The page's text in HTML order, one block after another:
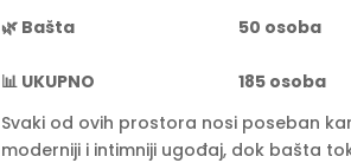
🌿 Bašta
50 osoba
📊 UKUPNO
185 osoba
Svaki od ovih prostora nosi poseban
moderniji i intimniji ugođaj, dok bašta